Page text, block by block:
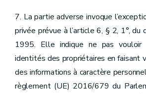
7. La partie adverse invoque
privée prévue à l’article 6, § 2, 1°, du
1995. Elle indique ne pas vouloir
identités des propriétaires en faisant
des informations à caractère
règlement (UE) 2016/679 du